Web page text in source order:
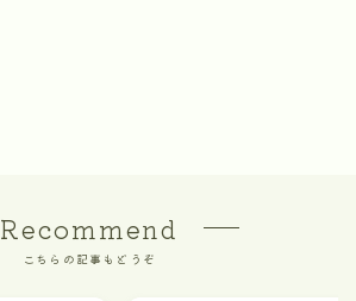
Recommend
こちらの記事もどうぞ